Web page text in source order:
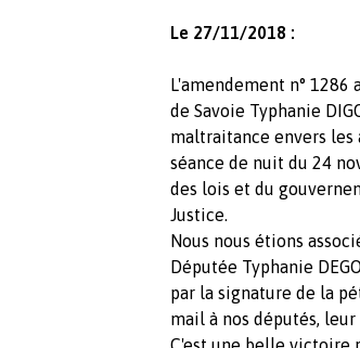
Le 27/11/2018 :
L'amendement n°
de Savoie Typhanie
maltraitance envers les
séance de nuit du 24
des lois et du
Justice.
Nous nous étions
Députée Typhanie
par la signature de la
mail à nos députés,